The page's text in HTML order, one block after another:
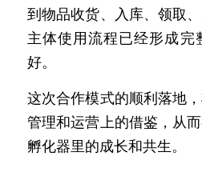
到物品收货、入库、领取
主体使用流程已经形成完
好。
这次合作模式的顺利落地
管理和运营上的借鉴，从
孵化器里的成长和共生。